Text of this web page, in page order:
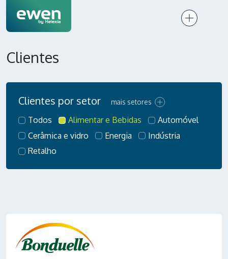
Clientes
Clientes por setor mais setores
Todos Alimentar e Bebidas
Automóvel
Cerâmica e vidro
Energia
Indústria
Retalho